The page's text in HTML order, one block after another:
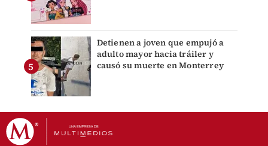
Detienen a joven que empujó a
adulto mayor hacia tráiler y
causó su muerte en Monterrey